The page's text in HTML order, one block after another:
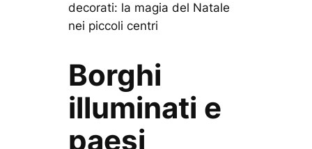
decorati: la magia del Natale
nei piccoli centri
Borghi
illuminati e
paesi